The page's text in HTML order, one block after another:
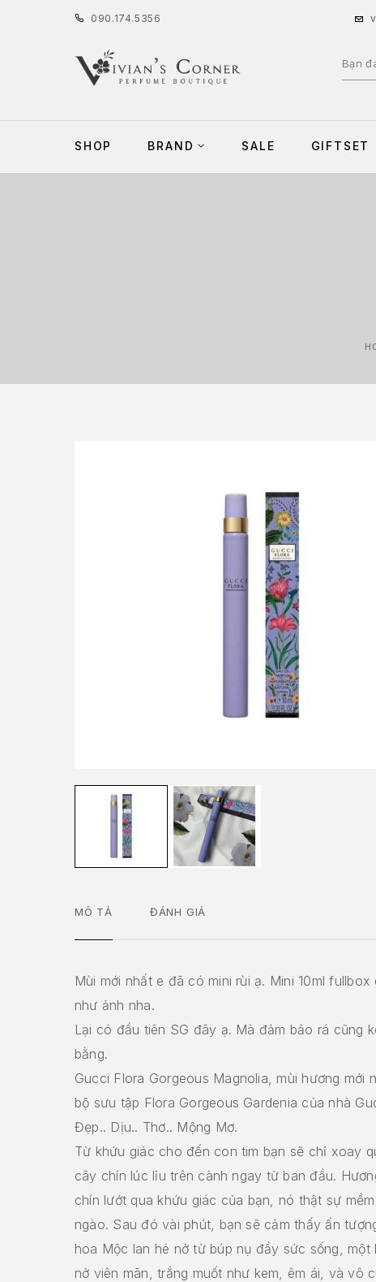
090 .174.5356
SHOP BRAND SALE GIFTSET
MÔ TẢ ĐÁNH GIÁ
Mùi mới nhất e đã có mini rùi ạ. Mini 10ml fullbox
như ảnh nha.
Lại có đầu tiên SG đây ạ. Mà đảm bảo rá cũng
bằng.
Gucci Flora Gorgeous Magnolia, mùi hương mới
bộ sưu tập Flora Gorgeous Gardenia của nhà
Đẹp.. Dịu.. Thơ.. Mộng Mơ.
Từ khứu giác cho đến con tim bạn sẽ chỉ xoay
cây chín lúc lỉu trên cành ngay từ ban đầu.
chín lướt qua khứu giác của bạn, nó thật sự
ngào. Sau đó vài phút, bạn sẽ cảm thấy ấn
hoa Mộc lan hé nở từ búp nụ đầy sức sống, một
nở viên mãn, trắng muốt như kem, êm ái, và vô